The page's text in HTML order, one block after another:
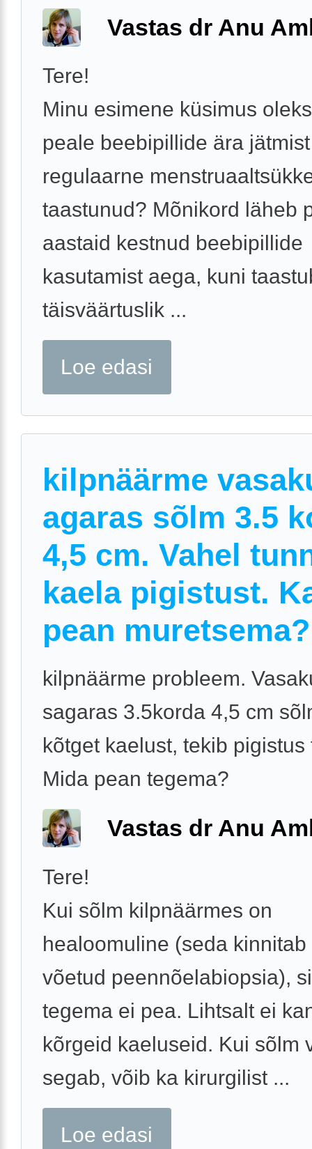
Vastas dr Anu
Tere!
Minu esimene küsimus
peale beebipillide ära
regulaarne
taastunud? Mõnikord läheb
aastaid kestnud beebipillide
kasutamist aega, kuni
täisväärtuslik ...
Loe edasi
kilpnäärme
agaras sõlm 3.5
4,5 cm. Vahel
kaela pigistust.
pean muretsema?
kilpnäärme probleem.
sagaras 3.5korda 4,5 cm
kõtget kaelust, tekib pigistus
Mida pean tegema?
Vastas dr Anu
Tere!
Kui sõlm kilpnäärmes on
healoomuline (seda
võetud peennõelabiopsia),
tegema ei pea. Lihtsalt ei
kõrgeid kaeluseid. Kui sõlm
segab, võib ka kirurgilist ...
Loe edasi